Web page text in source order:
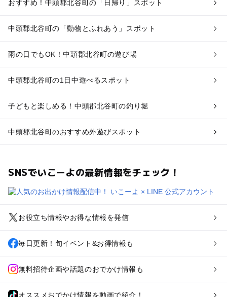
おすすめ！中頭郡北谷町の「日帰り」スポット
中頭郡北谷町の「動物とふれあう」スポット
雨の日でもOK！中頭郡北谷町の遊び場
中頭郡北谷町の1日中遊べるスポット
子どもと楽しめる！中頭郡北谷町の釣り堀
中頭郡北谷町のおすすめ外遊びスポット
SNSでいこーよの最新情報をチェック！
お役立ち情報やお得な情報を発信
毎日更新！旬イベント&お得情報も
無料招待企画や話題のおでかけ情報も
オススメおでかけ情報を動画で紹介！